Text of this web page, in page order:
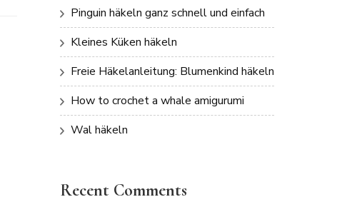
Pinguin häkeln ganz schnell und einfach
Kleines Küken häkeln
Freie Häkelanleitung: Blumenkind häkeln
How to crochet a whale amigurumi
Wal häkeln
Recent Comments